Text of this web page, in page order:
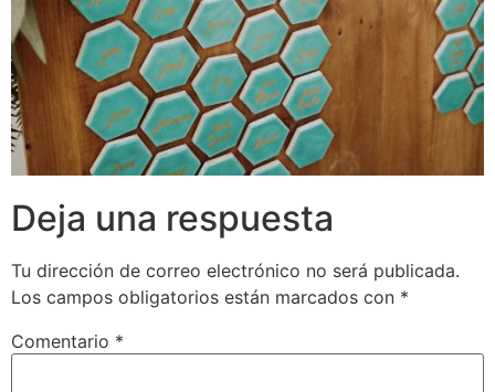
Deja una respuesta
Tu dirección de correo electrónico no será publicada.
Los campos obligatorios están marcados con *
Comentario *